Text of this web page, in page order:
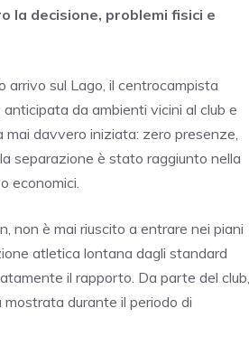
la decisione, problemi fisici e
arrivo sul Lago, il centrocampista
da ambienti vicini al club e
davvero iniziata: zero presenze,
separazione è stato raggiunto nella
economici.
non è mai riuscito a entrare nei piani
atletica lontana dagli standard
il rapporto. Da parte del club,
durante il periodo di